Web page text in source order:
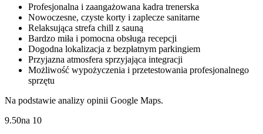
Profesjonalna i zaangażowana kadra trenerska
Nowoczesne, czyste korty i zaplecze sanitarne
Relaksująca strefa chill z sauną
Bardzo miła i pomocna obsługa recepcji
Dogodna lokalizacja z bezpłatnym parkingiem
Przyjazna atmosfera sprzyjająca integracji
Możliwość wypożyczenia i przetestowania profesjonalnego
sprzętu
Na podstawie analizy opinii Google Maps.
9.50na 10